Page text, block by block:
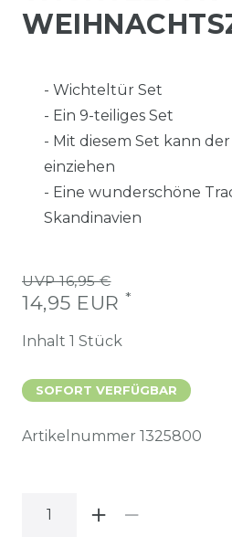
- Wichteltür Set
- Ein 9-teiliges Set
- Mit diesem Set kann
einziehen
- Eine wunderschöne
Skandinavien
UVP 16,95 €
14,95 EUR *
Inhalt 1 Stück
SOFORT VERFÜGBAR
Artikelnummer 1325800